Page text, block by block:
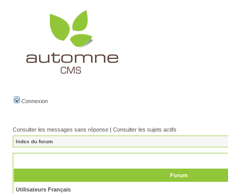
Connexion
Consulter les messages sans réponse | Consulter les sujets actifs
Index du forum
Forum
Utilisateurs Français